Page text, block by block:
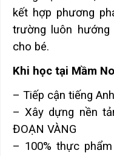
kết hợp phương
trường luôn
cho bé.
Khi học tại Mầm
– Tiếp cận tiếng
– Xây dựng nền
ĐOẠN VÀNG
– 100% thực